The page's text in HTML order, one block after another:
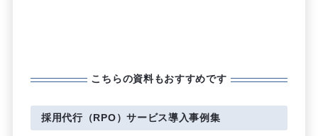
こちらの資料もおすすめです
採用代行（RPO）サービス導入事例集